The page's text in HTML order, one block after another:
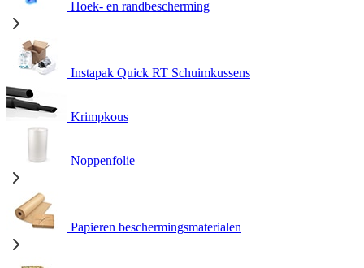
Hoek- en randbescherming
Instapak Quick RT Schuimkussens
Krimpkous
Noppenfolie
Papieren beschermingsmaterialen